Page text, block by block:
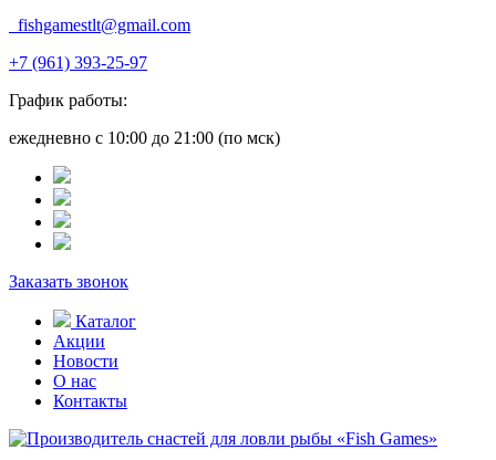
fishgamestlt@gmail.com
+7 (961) 393-25-97
График работы:
ежедневно с 10:00 до 21:00 (по мск)
Заказать звонок
Каталог
Акции
Новости
О нас
Контакты